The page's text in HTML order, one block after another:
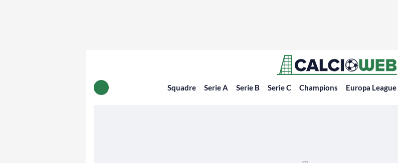
Squadre Serie A Serie B Serie C Champions Europa League